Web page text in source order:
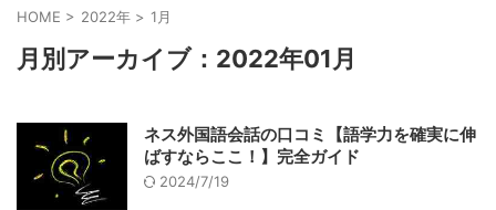
HOME > 2022年 > 1月
月別アーカイブ：2022年01月
ネス外国語会話の口コミ【語学力を確実に伸
ばすならここ！】完全ガイド
2024/7/19